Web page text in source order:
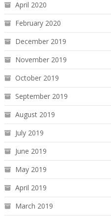
April 2020
February 2020
December 2019
November 2019
October 2019
September 2019
August 2019
July 2019
June 2019
May 2019
April 2019
March 2019